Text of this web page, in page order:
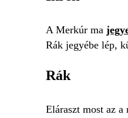
A Merkúr ma
Rák jegyébe lép,
Rák
Eláraszt most az